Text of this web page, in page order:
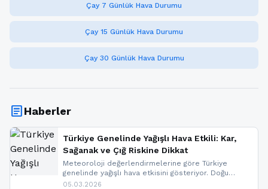
Çay 7 Günlük Hava Durumu
Çay 15 Günlük Hava Durumu
Çay 30 Günlük Hava Durumu
articleHaberler
Türkiye Genelinde Yağışlı Hava Etkili: Kar,
Sağanak ve Çığ Riskine Dikkat
Meteoroloji değerlendirmelerine göre Türkiye
genelinde yağışlı hava etkisini gösteriyor. Doğu
bölgelerinde kar yağışı beklenirken Marmara ve
05.03.2026